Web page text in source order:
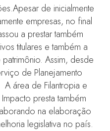
de inicialmente
empresas, no final
a prestar também
titulares e também a
Assim, desde
de Planejamento
A área de Filantropia e
presta também
na elaboração
legislativa no país.